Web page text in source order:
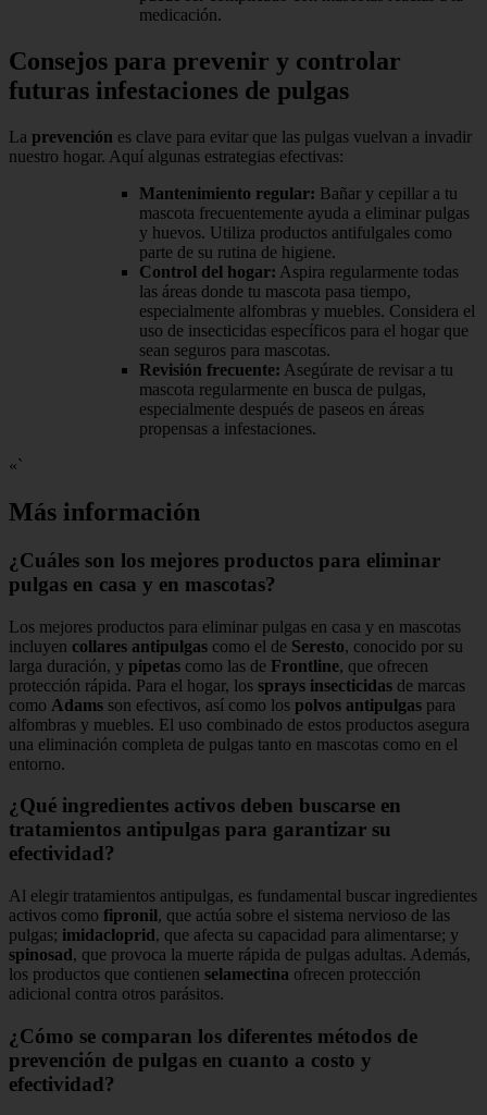
medicación.
Consejos para prevenir y controlar
futuras infestaciones de pulgas
La prevención es clave para evitar que las pulgas vuelvan a invadir
nuestro hogar. Aquí algunas estrategias efectivas:
Mantenimiento regular: Bañar y cepillar a tu
mascota frecuentemente ayuda a eliminar pulgas
y huevos. Utiliza productos antifulgales como
parte de su rutina de higiene.
Control del hogar: Aspira regularmente todas
las áreas donde tu mascota pasa tiempo,
especialmente alfombras y muebles. Considera el
uso de insecticidas específicos para el hogar que
sean seguros para mascotas.
Revisión frecuente: Asegúrate de revisar a tu
mascota regularmente en busca de pulgas,
especialmente después de paseos en áreas
propensas a infestaciones.
«`
Más información
¿Cuáles son los mejores productos para eliminar
pulgas en casa y en mascotas?
Los mejores productos para eliminar pulgas en casa y en mascotas
incluyen collares antipulgas como el de Seresto, conocido por su
larga duración, y pipetas como las de Frontline, que ofrecen
protección rápida. Para el hogar, los sprays insecticidas de marcas
como Adams son efectivos, así como los polvos antipulgas para
alfombras y muebles. El uso combinado de estos productos asegura
una eliminación completa de pulgas tanto en mascotas como en el
entorno.
¿Qué ingredientes activos deben buscarse en
tratamientos antipulgas para garantizar su
efectividad?
Al elegir tratamientos antipulgas, es fundamental buscar ingredientes
activos como fipronil, que actúa sobre el sistema nervioso de las
pulgas; imidacloprid, que afecta su capacidad para alimentarse; y
spinosad, que provoca la muerte rápida de pulgas adultas. Además,
los productos que contienen selamectina ofrecen protección
adicional contra otros parásitos.
¿Cómo se comparan los diferentes métodos de
prevención de pulgas en cuanto a costo y
efectividad?